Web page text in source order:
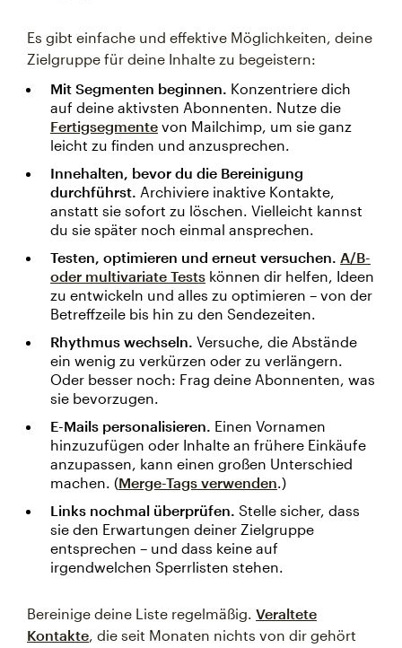
Es gibt einfache und effektive Möglichkeiten, deine
Zielgruppe für deine Inhalte zu begeistern:
Mit Segmenten beginnen. Konzentriere dich
auf deine aktivsten Abonnenten. Nutze die
Fertigsegmente von Mailchimp, um sie ganz
leicht zu finden und anzusprechen.
Innehalten, bevor du die Bereinigung
durchführst. Archiviere inaktive Kontakte,
anstatt sie sofort zu löschen. Vielleicht kannst
du sie später noch einmal ansprechen.
Testen, optimieren und erneut versuchen. A/B-
oder multivariate Tests können dir helfen, Ideen
zu entwickeln und alles zu optimieren – von der
Betreffzeile bis hin zu den Sendezeiten.
Rhythmus wechseln. Versuche, die Abstände
ein wenig zu verkürzen oder zu verlängern.
Oder besser noch: Frag deine Abonnenten, was
sie bevorzugen.
E-Mails personalisieren. Einen Vornamen
hinzuzufügen oder Inhalte an frühere Einkäufe
anzupassen, kann einen großen Unterschied
machen. (Merge-Tags verwenden.)
Links nochmal überprüfen. Stelle sicher, dass
sie den Erwartungen deiner Zielgruppe
entsprechen – und dass keine auf
irgendwelchen Sperrlisten stehen.
Bereinige deine Liste regelmäßig. Veraltete
Kontakte, die seit Monaten nichts von dir gehört